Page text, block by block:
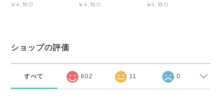
¥4,180
¥4,180
¥4,180
ショップの評価
すべて 602 11 0